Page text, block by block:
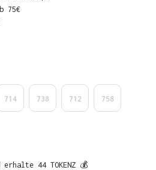
75€
714 738 712 758
44 TOKENZ 💰